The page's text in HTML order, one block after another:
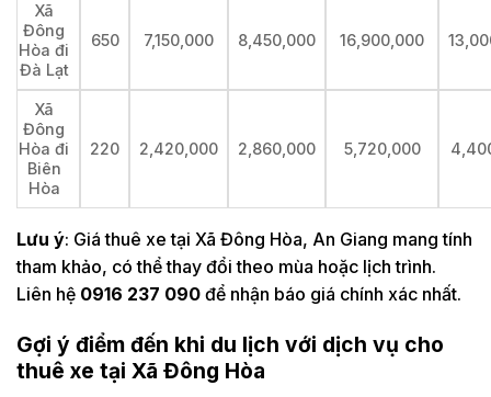
Xã
Đông
Hòa đi
Đà Lạt
650 7,150,000 8,450,000 16,900,000
Xã
Đông
Hòa đi
Biên
Hòa
220 2,420,000 2,860,000 5,720,000
Lưu ý: Giá thuê xe tại Xã Đông Hòa, An Giang mang tính
tham khảo, có thể thay đổi theo mùa hoặc lịch trình.
Liên hệ 0916 237 090 để nhận báo giá chính xác nhất.
Gợi ý điểm đến khi du lịch với dịch vụ cho
thuê xe tại Xã Đông Hòa